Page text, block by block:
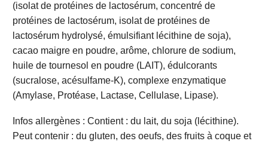
(isolat de protéines de lactosérum, concentré de
protéines de lactosérum, isolat de protéines de
lactosérum hydrolysé, émulsifiant lécithine de soja),
cacao maigre en poudre, arôme, chlorure de sodium,
huile de tournesol en poudre (LAIT), édulcorants
(sucralose, acésulfame-K), complexe enzymatique
(Amylase, Protéase, Lactase, Cellulase, Lipase).
Infos allergènes : Contient : du lait, du soja (lécithine).
Peut contenir : du gluten, des oeufs, des fruits à coque et